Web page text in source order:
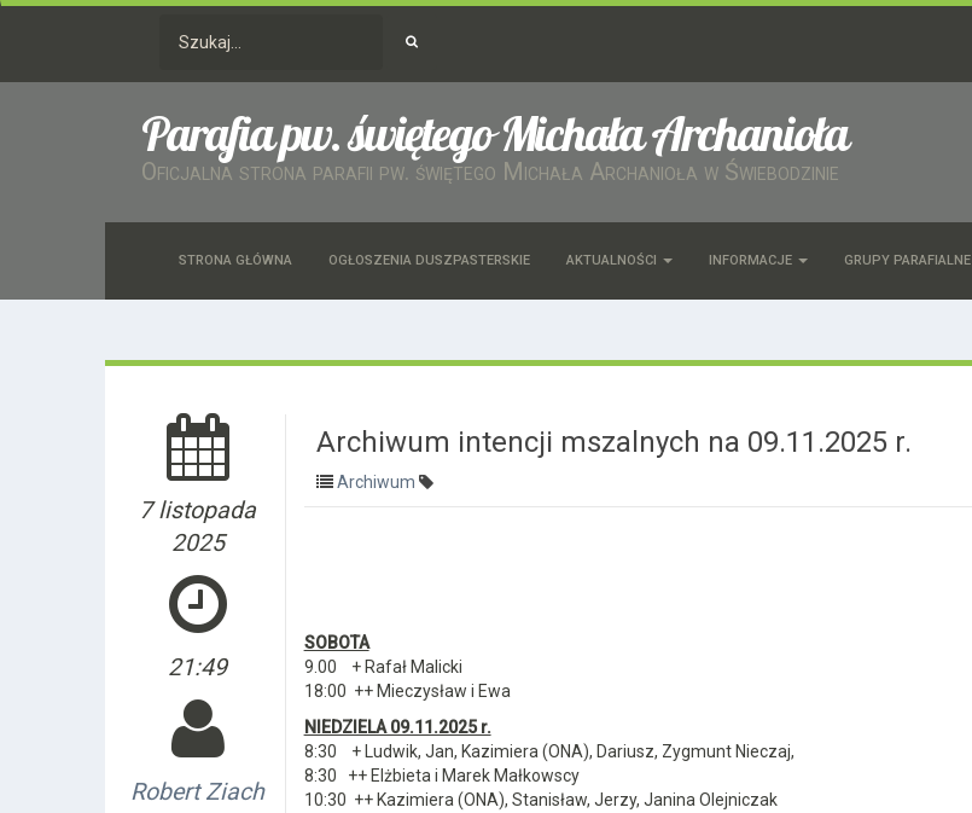
Parafia pw. świętego Michała Archanioła
Oficjalna strona parafii pw. świętego Michała Archanioła w Świebodzinie
STRONA GŁÓWNA OGŁOSZENIA DUSZPASTERSKIE AKTUALNOŚCI INFORMACJE GRUPY PARAFIALNE
7 listopada
2025
21:49
Robert Ziach
Archiwum intencji mszalnych na 09.11.2025 r.
Archiwum
SOBOTA
9.00 + Rafał Malicki
18:00 ++ Mieczysław i Ewa
NIEDZIELA 09.11.2025 r.
8:30 + Ludwik, Jan, Kazimiera (ONA), Dariusz, Zygmunt Nieczaj,
8:30 ++ Elżbieta i Marek Małkowscy
10:30 ++ Kazimiera (ONA), Stanisław, Jerzy, Janina Olejniczak